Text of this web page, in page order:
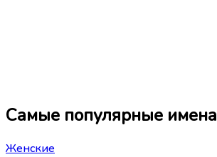
Самые популярные имена
Женские